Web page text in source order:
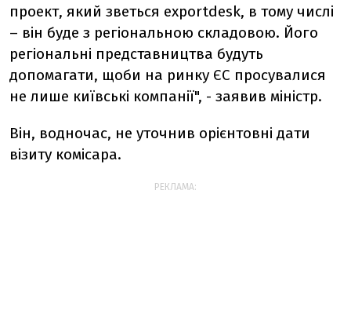
проект, який зветься exportdesk, в тому числі
– він буде з регіональною складовою. Його
регіональні представництва будуть
допомагати, щоби на ринку ЄС просувалися
не лише київські компанії", - заявив міністр.
Він, водночас, не уточнив орієнтовні дати
візиту комісара.
РЕКЛАМА: